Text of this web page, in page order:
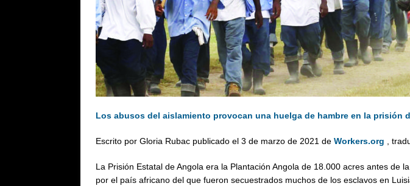
Los abusos del aislamiento provocan una huelga de hambre en la prisión
Escrito por Gloria Rubac publicado el 3 de marzo de 2021 de Workers.org ,
La Prisión Estatal de Angola era la Plantación Angola de 18.000 acres antes de
por el país africano del que fueron secuestrados muchos de los esclavos en